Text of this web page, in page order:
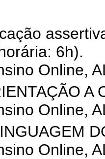
6h).
Online,
A
Online,
Online,